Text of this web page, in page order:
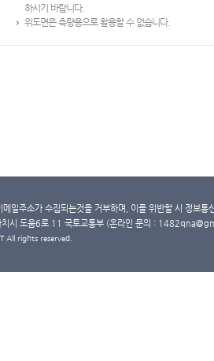
하시기 바랍니다.
위도면은 측량용으로 활용할 수 없습니다.
일주소가 수집되는것을 거부하며, 이를 위반할 시 정보통
시 도움6로 11 국토교통부 (온라인 문의 :
All rights reserved.